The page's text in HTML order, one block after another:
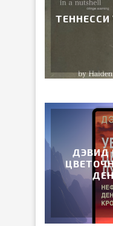
ТЕННЕССИ
ДЭВИД